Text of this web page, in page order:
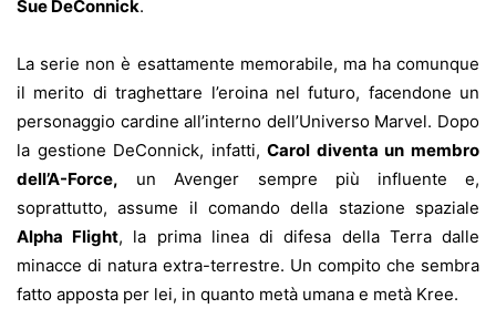
Sue DeConnick.
La serie non è esattamente memorabile, ma ha comunque
il merito di traghettare l’eroina nel futuro, facendone un
personaggio cardine all’interno dell’Universo Marvel. Dopo
la gestione DeConnick, infatti,Carol diventa un membro
dell’A-Force, un Avenger sempre più influente e,
soprattutto, assume il comando della stazione spaziale
Alpha Flight, la prima linea di difesa della Terra dalle
minacce di natura extra-terrestre. Un compito che sembra
fatto apposta per lei, in quanto metà umana e metà Kree.